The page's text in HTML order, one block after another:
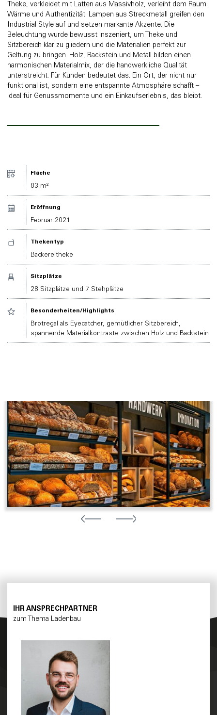
Theke, verkleidet mit Latten aus Massivholz, verleiht dem Raum
Wärme und Authentizität. Lampen aus Streckmetall greifen den
Industrial Style auf und setzen markante Akzente. Die
Beleuchtung wurde bewusst inszeniert, um Theke und
Sitzbereich klar zu gliedern und die Materialien perfekt zur
Geltung zu bringen. Holz, Backstein und Metall bilden einen
harmonischen Materialmix, der die handwerkliche Qualität
unterstreicht. Für Kunden bedeutet das: Ein Ort, der nicht nur
funktional ist, sondern eine entspannte Atmosphäre schafft –
ideal für Genussmomente und ein Einkaufserlebnis, das bleibt.
Fläche
83 m²
Eröffnung
Februar 2021
Thekentyp
Bäckereitheke
Sitzplätze
28 Sitzplätze und 7 Stehplätze
Besonderheiten/Highlights
Brotregal als Eyecatcher, gemütlicher Sitzbereich,
spannende Materialkontraste zwischen Holz und Backstein
IHR ANSPRECHPARTNER
zum Thema Ladenbau